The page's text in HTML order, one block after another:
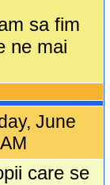
sa fim
ne mai
June
care se